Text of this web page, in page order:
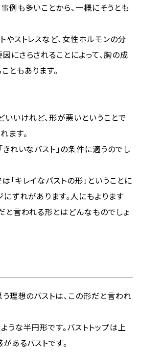
例も多いことから、一概にそうとも
やストレスなど、女性ホルモンの分
にさらされることによって、胸の成
ともあります。
いいけれど、形が悪いということで
ます。
きれいなバスト」の条件に適うのでし
「キレイなバストの形」ということに
にずれがあります。人にもよります
と言われる形とはどんなものでしょ
う理想のバストは、この形だと言われ
うな半円形です。バストトップは上
あるバストです。